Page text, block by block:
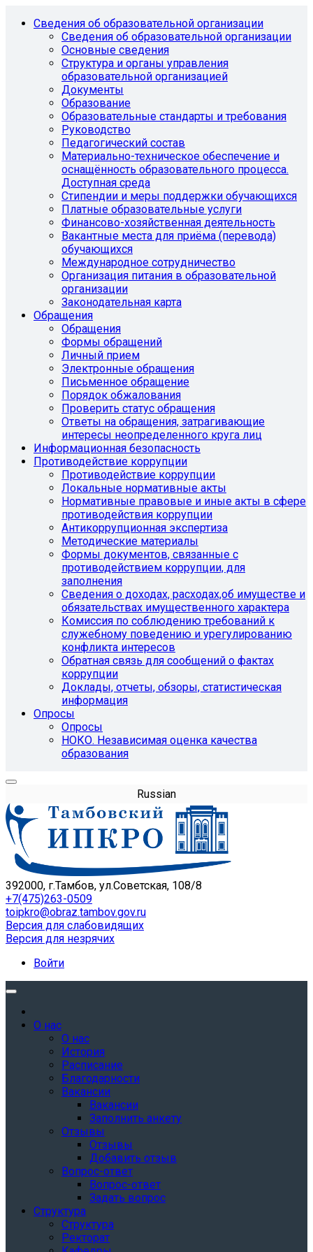
Сведения об образовательной организации
Сведения об образовательной организации
Основные сведения
Структура и органы управления
образовательной организацией
Документы
Образование
Образовательные стандарты и требования
Руководство
Педагогический состав
Материально-техническое обеспечение и
оснащённость образовательного процесса.
Доступная среда
Стипендии и меры поддержки обучающихся
Платные образовательные услуги
Финансово-хозяйственная деятельность
Вакантные места для приёма (перевода)
обучающихся
Международное сотрудничество
Организация питания в образовательной
организации
Законодательная карта
Обращения
Обращения
Формы обращений
Личный прием
Электронные обращения
Письменное обращение
Порядок обжалования
Проверить статус обращения
Ответы на обращения, затрагивающие
интересы неопределенного круга лиц
Информационная безопасность
Противодействие коррупции
Противодействие коррупции
Локальные нормативные акты
Нормативные правовые и иные акты в сфере
противодействия коррупции
Антикоррупционная экспертиза
Методические материалы
Формы документов, связанные с
противодействием коррупции, для
заполнения
Сведения о доходах, расходах,об имуществе и
обязательствах имущественного характера
Комиссия по соблюдению требований к
служебному поведению и урегулированию
конфликта интересов
Обратная связь для сообщений о фактах
коррупции
Доклады, отчеты, обзоры, статистическая
информация
Опросы
Опросы
НОКО. Независимая оценка качества
образования
Russian
392000, г.Тамбов, ул.Советская, 108/8
+7(475)263-0509
toipkro@obraz.tambov.gov.ru
Версия для слабовидящих
Версия для незрячих
Войти
О нас
О нас
История
Расписание
Благодарности
Вакансии
Вакансии
Заполнить анкету
Отзывы
Отзывы
Добавить отзыв
Вопрос-ответ
Вопрос-ответ
Задать вопрос
Структура
Структура
Ректорат